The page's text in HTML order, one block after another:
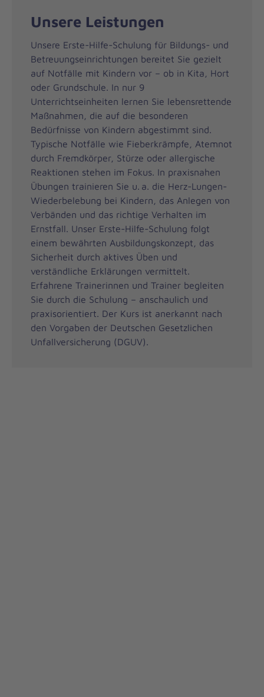
Unsere Leistungen
Unsere Erste-Hilfe-Schulung für Bildungs- und
Betreuungseinrichtungen bereitet Sie gezielt
auf Notfälle mit Kindern vor – ob in Kita, Hort
oder Grundschule. In nur 9
Unterrichtseinheiten lernen Sie lebensrettende
Maßnahmen, die auf die besonderen
Bedürfnisse von Kindern abgestimmt sind.
Typische Notfälle wie Fieberkrämpfe, Atemnot
durch Fremdkörper, Stürze oder allergische
Reaktionen stehen im Fokus. In praxisnahen
Übungen trainieren Sie u. a. die Herz-Lungen-
Wiederbelebung bei Kindern, das Anlegen von
Verbänden und das richtige Verhalten im
Ernstfall. Unser Erste-Hilfe-Schulung folgt
einem bewährten Ausbildungskonzept, das
Sicherheit durch aktives Üben und
verständliche Erklärungen vermittelt.
Erfahrene Trainerinnen und Trainer begleiten
Sie durch die Schulung – anschaulich und
praxisorientiert. Der Kurs ist anerkannt nach
den Vorgaben der Deutschen Gesetzlichen
Unfallversicherung (DGUV).